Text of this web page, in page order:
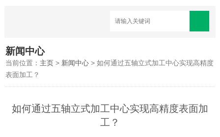
新闻中心
当前位置： 主页 > 新闻中心 > 如何通过五轴立式加工中心实现高精度
表面加工？
如何通过五轴立式加工中心实现高精度表面加
工？